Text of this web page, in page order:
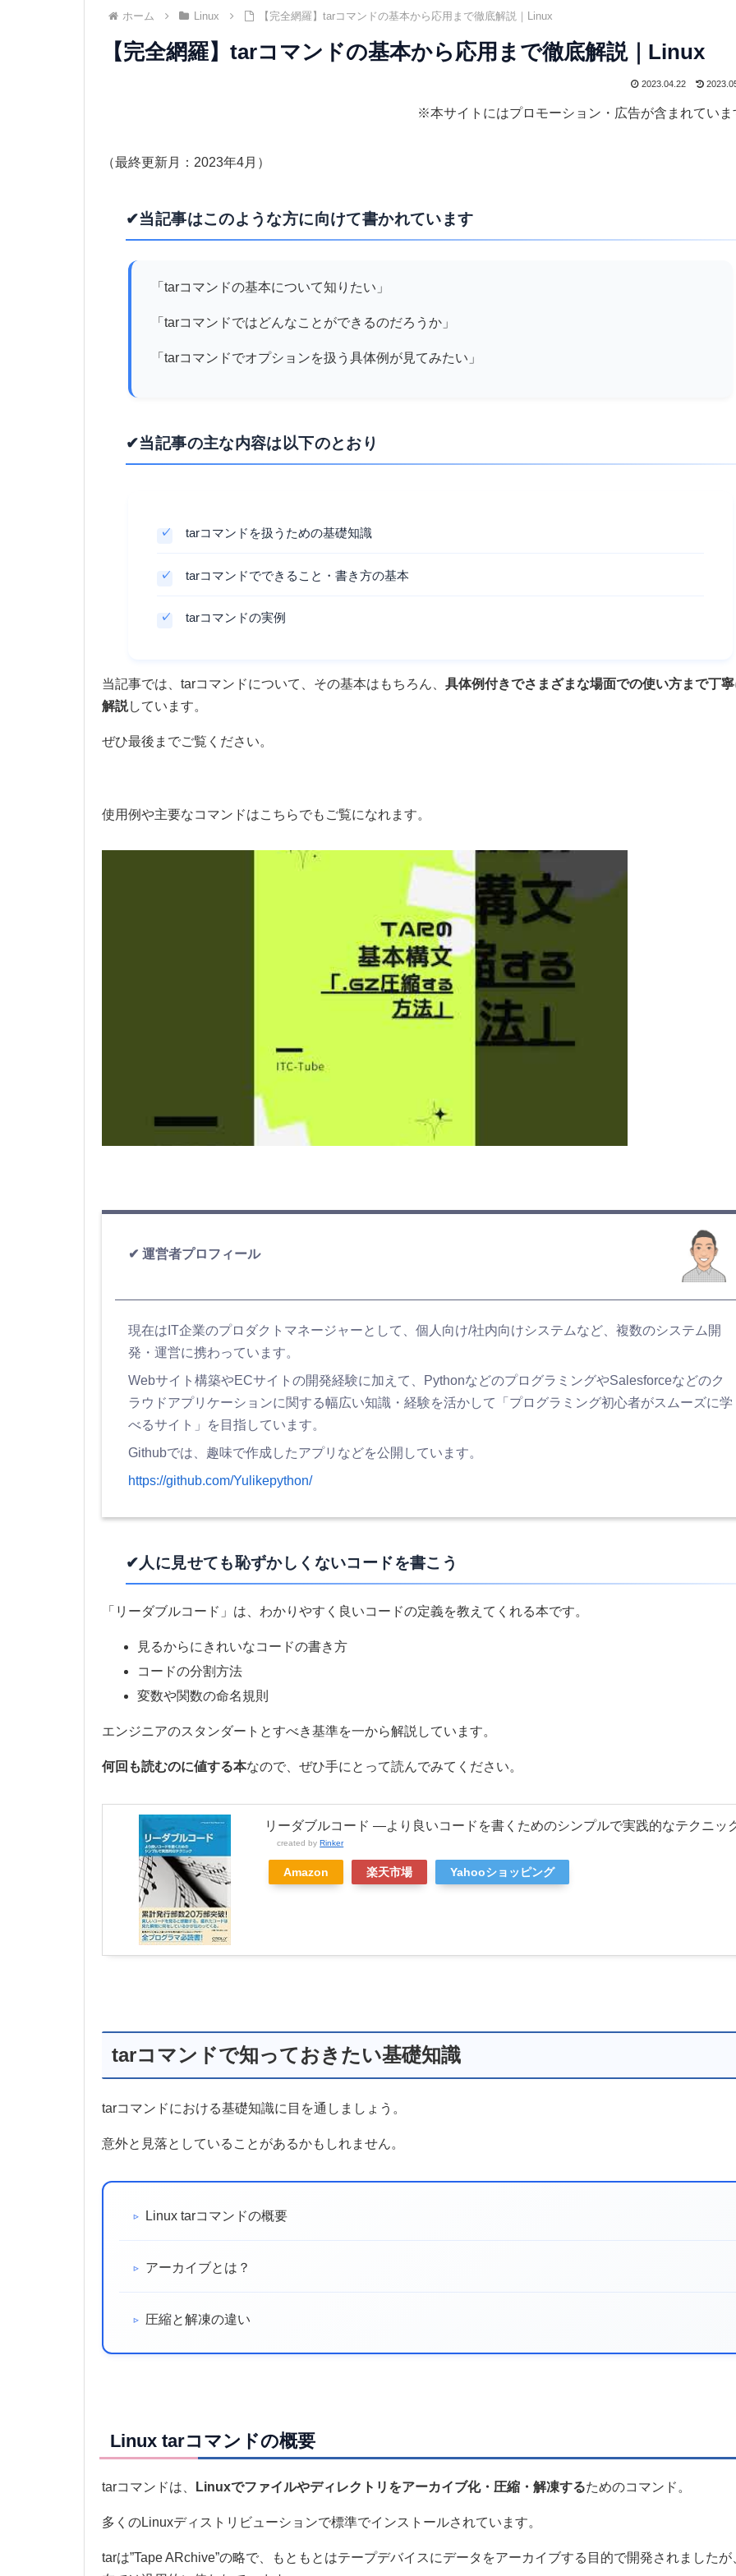
ホーム Linux 【完全網羅】tarコマンドの基本から応用まで徹底解説｜Linux
【完全網羅】tarコマンドの基本から応用まで徹底解説｜Linux
2023.04.22
※本サイトにはプロモーション・広告が含まれていま
（最終更新月：2023年4月）
✔当記事はこのような方に向けて書かれています
「tarコマンドの基本について知りたい」
「tarコマンドではどんなことができるのだろうか」
「tarコマンドでオプションを扱う具体例が見てみたい」
✔当記事の主な内容は以下のとおり
tarコマンドを扱うための基礎知識
tarコマンドでできること・書き方の基本
tarコマンドの実例
当記事では、tarコマンドについて、その基本はもちろん、具体例付きでさまざまな場面での使い方まで丁
解説しています。
ぜひ最後までご覧ください。
使用例や主要なコマンドはこちらでもご覧になれます。
運営者プロフィール
現在はIT企業のプロダクトマネージャーとして、個人向け/社内向けシステムなど、複数のシステム開
発・運営に携わっています。
Webサイト構築やECサイトの開発経験に加えて、PythonなどのプログラミングやSalesforceなどのク
ラウドアプリケーションに関する幅広い知識・経験を活かして「プログラミング初心者がスムーズに学
べるサイト」を目指しています。
Githubでは、趣味で作成したアプリなどを公開しています。
https://github.com/Yulikepython/
✔人に見せても恥ずかしくないコードを書こう
「リーダブルコード」は、わかりやすく良いコードの定義を教えてくれる本です。
見るからにきれいなコードの書き方
コードの分割方法
変数や関数の命名規則
エンジニアのスタンダートとすべき基準を一から解説しています。
何回も読むのに値する本なので、ぜひ手にとって読んでみてください。
リーダブルコード ―より良いコードを書くためのシンプルで実践的なテクニッ
created by Rinker
Amazon 楽天市場 Yahooショッピング
tarコマンドで知っておきたい基礎知識
tarコマンドにおける基礎知識に目を通しましょう。
意外と見落としていることがあるかもしれません。
Linux tarコマンドの概要
アーカイブとは？
圧縮と解凍の違い
Linux tarコマンドの概要
tarコマンドは、 Linuxでファイルやディレクトリをアーカイブ化・圧縮・解凍するためのコマンド。
多くのLinuxディストリビューションで標準でインストールされています。
tarは”Tape ARchive”の略で、もともとはテープデバイスにデータをアーカイブする目的で開発されましたが